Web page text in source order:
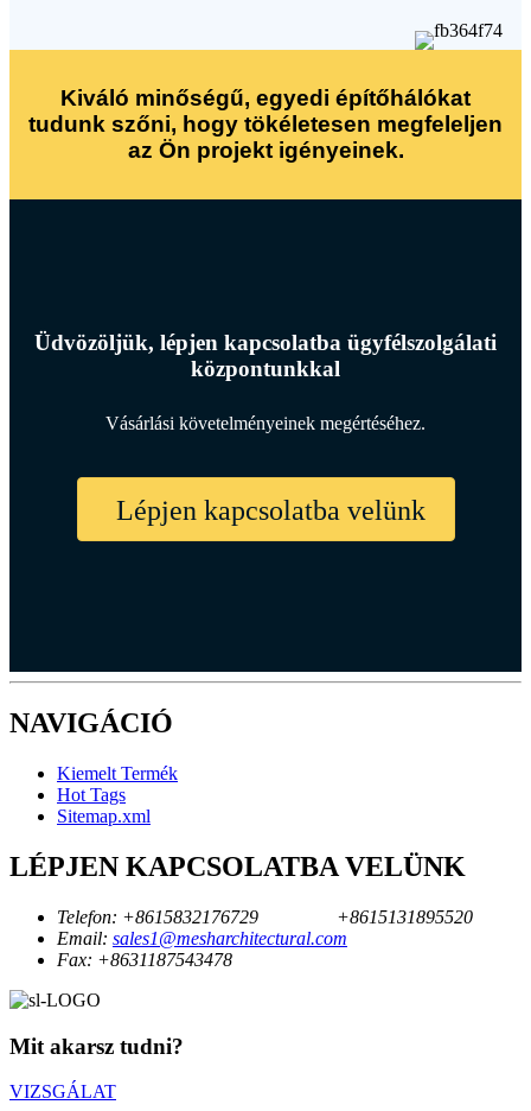
Kiváló minőségű, egyedi építőhálókat
tudunk szőni, hogy tökéletesen megfeleljen
az Ön projekt igényeinek.
Üdvözöljük, lépjen kapcsolatba ügyfélszolgálati
központunkkal
Vásárlási követelményeinek megértéséhez.
Lépjen kapcsolatba velünk
NAVIGÁCIÓ
Kiemelt Termék
Hot Tags
Sitemap.xml
LÉPJEN KAPCSOLATBA VELÜNK
Telefon: +8615832176729
+8615131895520
Email: sales1@mesharchitectural.com
Fax: +8631187543478
Mit akarsz tudni?
VIZSGÁLAT